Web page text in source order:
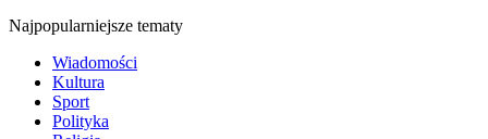
Najpopularniejsze tematy
Wiadomości
Kultura
Sport
Polityka